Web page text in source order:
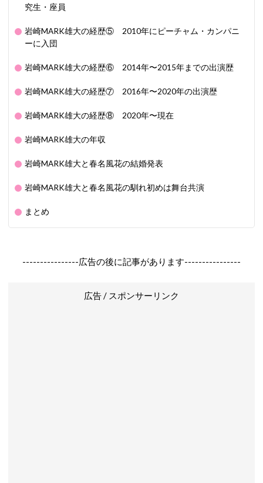
究生・座員
岩崎MARK雄大の経歴⑤ 2010年にピーチャム・カンパニ
ーに入団
岩崎MARK雄大の経歴⑥ 2014年〜2015年までの出演歴
岩崎MARK雄大の経歴⑦ 2016年〜2020年の出演歴
岩崎MARK雄大の経歴⑧ 2020年〜現在
岩崎MARK雄大の年収
岩崎MARK雄大と春名風花の結婚発表
岩崎MARK雄大と春名風花の馴れ初めは舞台共演
まとめ
----------------広告の後に記事があります----------------
広告 / スポンサーリンク